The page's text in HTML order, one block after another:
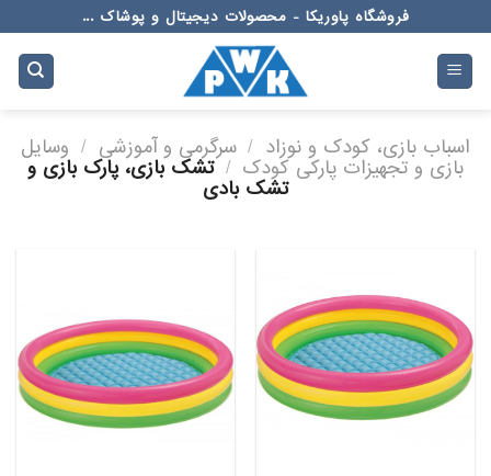
to
content
فروشگاه پاوریکا - محصولات دیجیتال و پوشاک ...
اسباب بازی، کودک و نوزاد / سرگرمی و آموزشی / وسایل
بازی و تجهیزات پارکی کودک / تشک بازی، پارک بازی و
تشک بادی